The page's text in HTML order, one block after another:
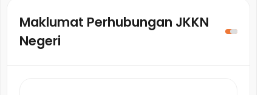
Maklumat Perhubungan JKKN
Negeri